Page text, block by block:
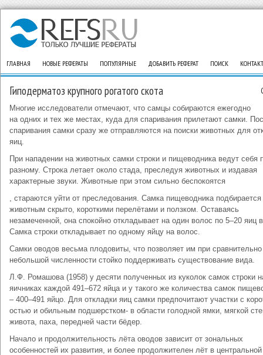
ГЛАВНАЯ НОВЫЕ РЕФЕРАТЫ ПОПУЛЯРНЫЕ ДОБАВИТЬ РЕФЕРАТ ПОИСК
Гиподерматоз крупного рогатого скота
Многие исследователи отмечают, что самцы собираются ежегодно
на одних и тех же местах, куда для спаривания прилетают самки.
спаривания самки сразу же отправляются на поиски животных для
яиц.
При нападении на животных самки строки и пищеводника ведут себя
разному. Строка летает около стада, преследуя животных и издавая
характерные звуки. Животные при этом сильно беспокоятся
, стараются уйти от преследования. Самка пищеводника подбирается
животным скрыто, короткими перелётами и ползком. Оставаясь
незамеченной, она спокойно откладывает на один волос по 5–20 яиц
Самка строки откладывает по одному яйцу на волос.
Самки оводов весьма плодовиты, что позволяет им при сравнительно
небольшой численности стойко поддерживать существование вида.
Л.Ф. Ромашова (1958) у десяти полученных из куколок самок строки
яичниках каждой 491–672 яйца и у такого же количества самок
– 400–491 яйцо. Для откладки яиц самки предпочитают участки с
остью и обильным подшерстком- в области голодной ямки, мягкой
живота, паха, передней части бёдер.
Начало и продолжительность лёта оводов зависит от зональных
особенностей их развития, и более продолжителен лёт в центральной